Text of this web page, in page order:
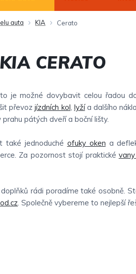
auta KIA Cerato
CERATO
je možné dovybavit celou řadou
převozjízdních kol, lyžía dalšího
prahu pátých dveří a boční lišty.
také jednoduché ofuky oken a
Za pozornost stojí praktické
rádi poradíme také osobně.
. Společně vybereme to nejlepší